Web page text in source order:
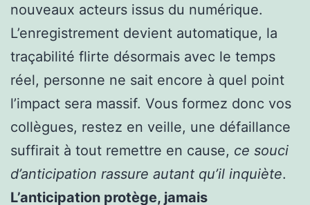
nouveaux acteurs issus du numérique.
L’enregistrement devient automatique, la
traçabilité flirte désormais avec le temps
réel, personne ne sait encore à quel point
l’impact sera massif. Vous formez donc vos
collègues, restez en veille, une défaillance
suffirait à tout remettre en cause, ce souci
d’anticipation rassure autant qu’il inquiète.
L’anticipation protège, jamais